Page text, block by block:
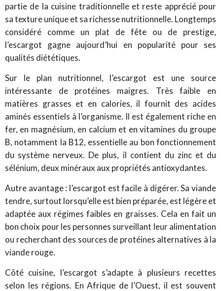
partie de la cuisine traditionnelle et reste apprécié pour
sa texture unique et sa richesse nutritionnelle. Longtemps
considéré comme un plat de fête ou de prestige,
l’escargot gagne aujourd’hui en popularité pour ses
qualités diététiques.
Sur le plan nutritionnel, l’escargot est une source
intéressante de protéines maigres. Très faible en
matières grasses et en calories, il fournit des acides
aminés essentiels à l’organisme. Il est également riche en
fer, en magnésium, en calcium et en vitamines du groupe
B, notamment la B12, essentielle au bon fonctionnement
du système nerveux. De plus, il contient du zinc et du
sélénium, deux minéraux aux propriétés antioxydantes.
Autre avantage : l’escargot est facile à digérer. Sa viande
tendre, surtout lorsqu’elle est bien préparée, est légère et
adaptée aux régimes faibles en graisses. Cela en fait un
bon choix pour les personnes surveillant leur alimentation
ou recherchant des sources de protéines alternatives à la
viande rouge.
Côté cuisine, l’escargot s’adapte à plusieurs recettes
selon les régions. En Afrique de l’Ouest, il est souvent